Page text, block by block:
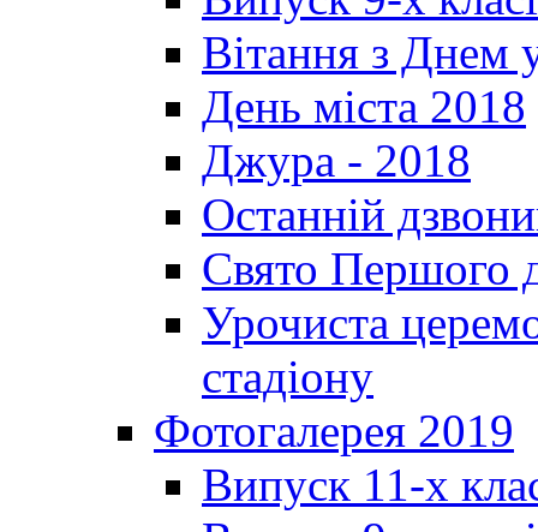
Вітання з Днем
День міста 2018
Джура - 2018
Останній
Свято Першого
Урочиста
стадіону
Фотогалерея 2019
Випуск 11-х